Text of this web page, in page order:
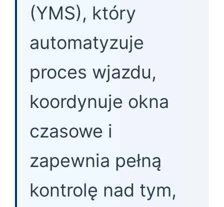
(YMS), który
automatyzuje
proces wjazdu,
koordynuje okna
czasowe i
zapewnia pełną
kontrolę nad tym,